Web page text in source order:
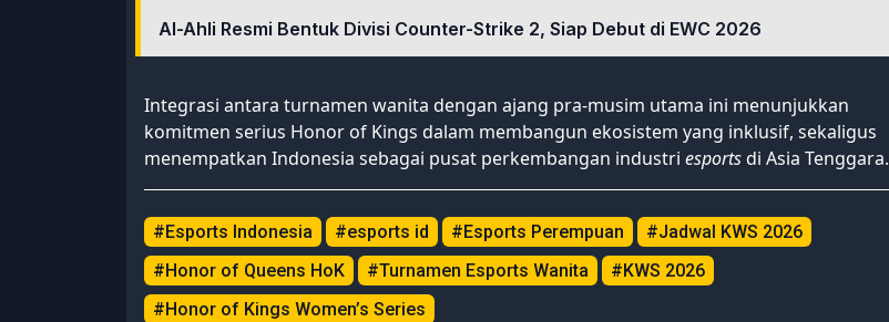
Al-Ahli Resmi Bentuk Divisi Counter-Strike 2, Siap Debut di EWC 2026
Integrasi antara turnamen wanita dengan ajang pra-musim utama ini menunjukkan
komitmen serius Honor of Kings dalam membangun ekosistem yang inklusif, sekaligus
menempatkan Indonesia sebagai pusat perkembangan industri esportsdi Asia Tenggara.
#Esports Indonesia #esports id #Esports Perempuan
#Jadwal KWS 2026
#Honor of Queens HoK
#Turnamen Esports Wanita
#KWS 2026
#Honor of Kings Women’s Series